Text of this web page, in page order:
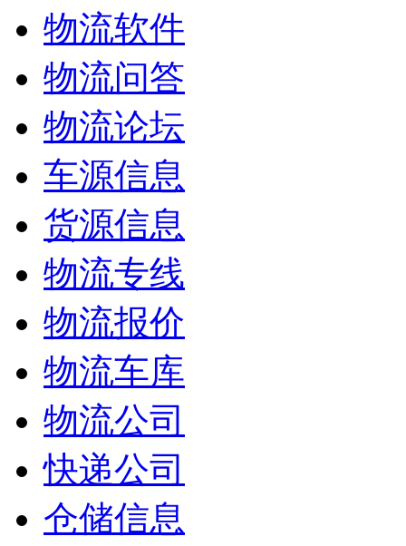
物流软件
物流问答
物流论坛
车源信息
货源信息
物流专线
物流报价
物流车库
物流公司
快递公司
仓储信息